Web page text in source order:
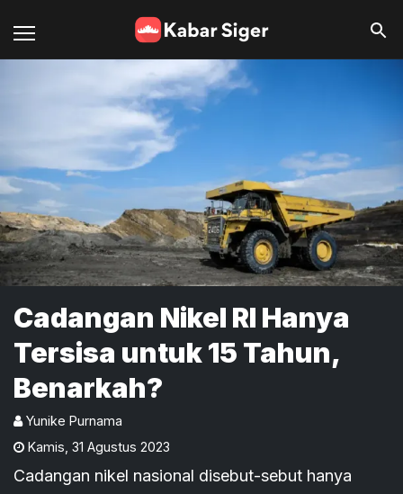
Cadangan Nikel RI Hanya
Tersisa untuk 15 Tahun,
Benarkah?
Yunike Purnama
Kamis 31 Agustus 2023
Cadangan nikel nasional disebut-sebut hanya